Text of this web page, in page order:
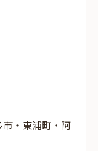
・東浦町・阿